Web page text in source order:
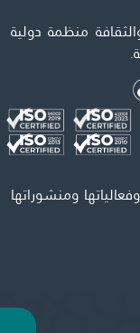
منظمة دولية
ومنشوراتها